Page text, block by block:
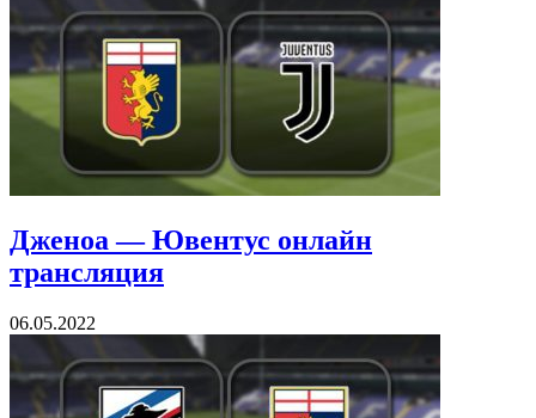
Дженоа — Ювентус онлайн
трансляция
06.05.2022